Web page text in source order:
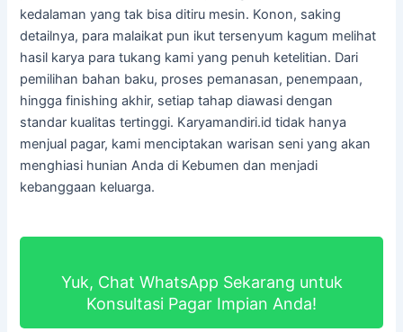
kedalaman yang tak bisa ditiru mesin. Konon, saking
detailnya, para malaikat pun ikut tersenyum kagum melihat
hasil karya para tukang kami yang penuh ketelitian. Dari
pemilihan bahan baku, proses pemanasan, penempaan,
hingga finishing akhir, setiap tahap diawasi dengan
standar kualitas tertinggi. Karyamandiri.id tidak hanya
menjual pagar, kami menciptakan warisan seni yang akan
menghiasi hunian Anda di Kebumen dan menjadi
kebanggaan keluarga.
Yuk, Chat WhatsApp Sekarang untuk
Konsultasi Pagar Impian Anda!